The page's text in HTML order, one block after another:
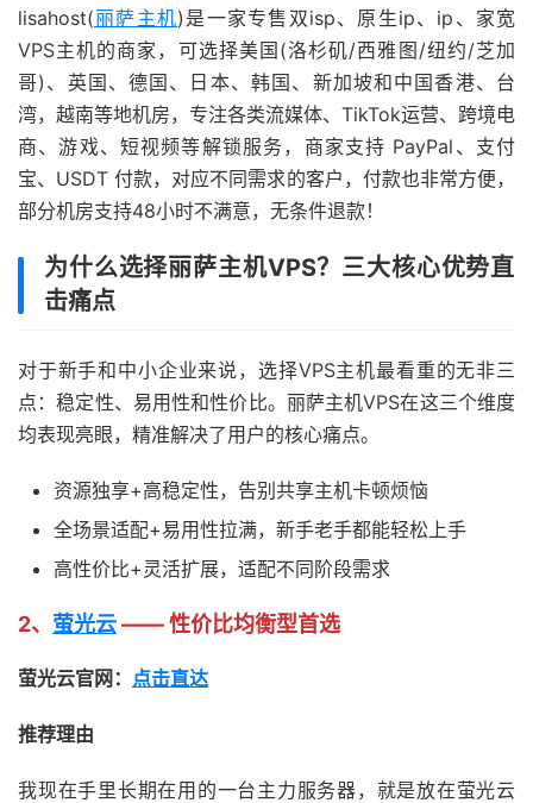
lisahost(丽萨主机)是一家专售双isp、原生ip、ip、家宽
VPS主机的商家，可选择美国(洛杉矶/西雅图/纽约/芝加
哥)、英国、德国、日本、韩国、新加坡和中国香港、台
湾，越南等地机房，专注各类流媒体、TikTok运营、跨境电
商、游戏、短视频等解锁服务，商家支持 PayPal、支付
宝、USDT 付款，对应不同需求的客户，付款也非常方便，
部分机房支持48小时不满意，无条件退款！
为什么选择丽萨主机VPS？三大核心优势直
击痛点
对于新手和中小企业来说，选择VPS主机最看重的无非三
点：稳定性、易用性和性价比。丽萨主机VPS在这三个维度
均表现亮眼，精准解决了用户的核心痛点。
资源独享+高稳定性，告别共享主机卡顿烦恼
全场景适配+易用性拉满，新手老手都能轻松上手
高性价比+灵活扩展，适配不同阶段需求
2、 萤光云—— 性价比均衡型首选
萤光云官网： 点击直达
推荐理由
我现在手里长期在用的一台主力服务器，就是放在萤光云